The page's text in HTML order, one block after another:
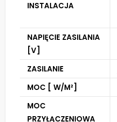
INSTALACJA
NAPIĘCIE ZASILANIA
[V]
ZASILANIE
MOC [ W/M²]
MOC
PRZYŁĄCZENIOWA